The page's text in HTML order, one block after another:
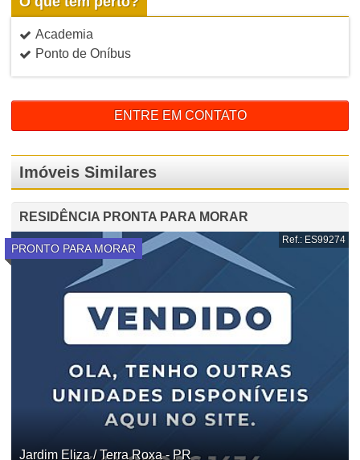
Academia
Ponto de Oníbus
ENTRE EM CONTATO
Imóveis Similares
RESIDÊNCIA PRONTA PARA MORAR
PRONTO PARA MORAR
Ref.: ES99274
Jardim Eliza / Terra Roxa - PR